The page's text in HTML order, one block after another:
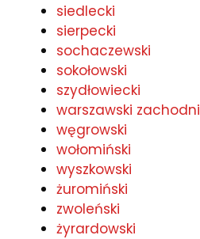
siedlecki
sierpecki
sochaczewski
sokołowski
szydłowiecki
warszawski zachodni
węgrowski
wołomiński
wyszkowski
żuromiński
zwoleński
żyrardowski